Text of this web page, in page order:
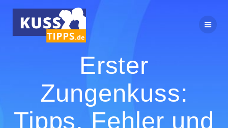
Erster
Zungenkuss:
Tipps, Fehler und